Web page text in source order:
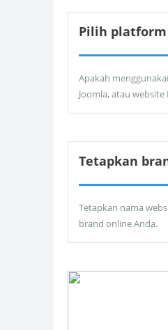
Pilih platform
Apakah
Joomla, atau website
Tetapkan
Tetapkan nama
brand online Anda.